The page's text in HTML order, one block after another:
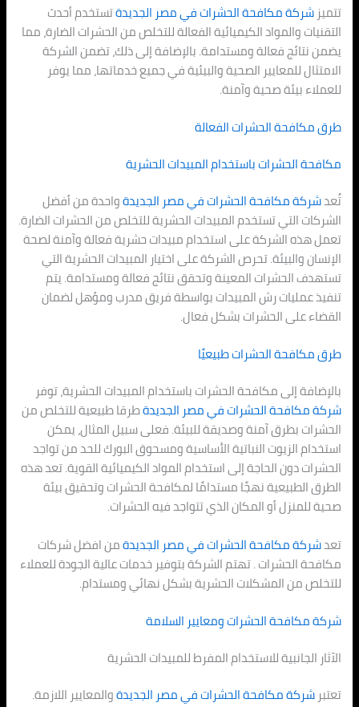
تتميز شركة مكافحة الحشرات فيمصر الجديدةتستخدم أحدث
التقنيات والمواد الكيميائية الفعالة للتخلص من الحشرات الضارة، مما
يضمن نتائج فعالة ومستدامة. بالإضافة إلى ذلك، تضمن الشركة
الامتثال للمعايير الصحية والبيئية في جميع خدماتها، مما يوفر
للعملاء بيئة صحية وآمنة.
طرق مكافحة الحشرات الفعالة
مكافحة الحشرات باستخدام المبيدات الحشرية
تُعدشركة مكافحة الحشرات فيمصر الجديدةواحدة من أفضل
الشركات التي تستخدم المبيدات الحشرية للتخلص من الحشرات الضارة.
تعمل هذه الشركة على استخدام مبيدات حشرية فعالة وآمنة لصحة
الإنسان والبيئة. تحرص الشركة على اختيار المبيدات الحشرية التي
تستهدف الحشرات المعينة وتحقق نتائج فعالة ومستدامة. يتم
تنفيذ عمليات رش المبيدات بواسطة فريق مدرب ومؤهل لضمان
القضاء على الحشرات بشكل فعال.
طرق مكافحة الحشرات طبيعيًا
بالإضافة إلى مكافحة الحشرات باستخدام المبيدات الحشرية، توفر
شركة مكافحة الحشرات فيمصر الجديدةطرقا طبيعية للتخلص من
الحشرات بطرق آمنة وصديقة للبيئة. فعلى سبيل المثال، يمكن
استخدام الزيوت النباتية الأساسية ومسحوق البورك للحد من تواجد
الحشرات دون الحاجة إلى استخدام المواد الكيميائية القوية. تعد هذه
الطرق الطبيعية نهجًا مستدامًا لمكافحة الحشرات وتحقيق بيئة
صحية للمنزل أو المكان الذي تتواجد فيه الحشرات.
تعدشركة مكافحة الحشرات في مصر الجديدةمن افضل شركات
مكافحة الحشرات . تهتم الشركة بتوفير خدمات عالية الجودة للعملاء
للتخلص من المشكلات الحشرية بشكل نهائي ومستدام.
شركة مكافحة الحشرات ومعايير السلامة
الآثار الجانبية للاستخدام المفرط للمبيدات الحشرية
تعتبرشركة مكافحة الحشرات فيمصر الجديدةوالمعايير اللازمة.